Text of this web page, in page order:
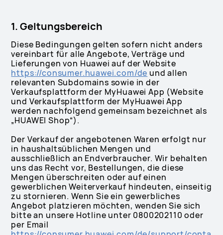
1. Geltungsbereich
Diese Bedingungen gelten sofern nicht anders
vereinbart für alle Angebote, Verträge und
Lieferungen von Huawei auf der Website
https://consumer.huawei.com/de und allen
relevanten Subdomains sowie in der
Verkaufsplattform der MyHuawei App (Website
und Verkaufsplattform der MyHuawei App
werden nachfolgend gemeinsam bezeichnet als
„HUAWEI Shop“).
Der Verkauf der angebotenen Waren erfolgt nur
in haushaltsüblichen Mengen und
ausschließlich an Endverbraucher. Wir behalten
uns das Recht vor, Bestellungen, die diese
Mengen überschreiten oder auf einen
gewerblichen Weiterverkauf hindeuten, einseitig
zu stornieren. Wenn Sie ein gewerbliches
Angebot platzieren möchten, wenden Sie sich
bitte an unsere Hotline unter 0800202110 oder
per Email